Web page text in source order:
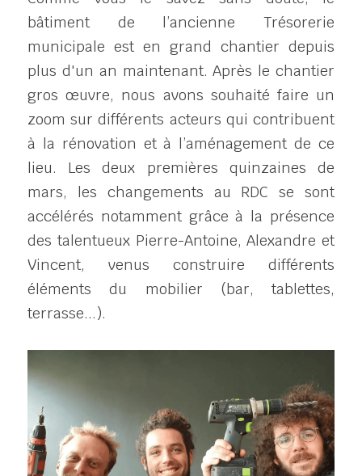
bâtiment de l’ancienne Trésorerie
municipale est en grand chantier depuis
plus d'un an maintenant. Après le chantier
gros œuvre, nous avons souhaité faire un
zoom sur différents acteurs qui contribuent
à la rénovation et à l’aménagement de ce
lieu. Les deux premières quinzaines de
mars, les changements au RDC se sont
accélérés notamment grâce à la présence
des talentueux Pierre-Antoine, Alexandre et
Vincent, venus construire différents
éléments du mobilier (bar, tablettes,
terrasse...).